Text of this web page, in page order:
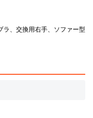
ラ、交換用右手、ソファー型